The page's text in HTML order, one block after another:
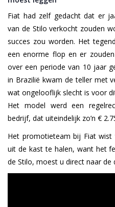
Fiat had zelf gedacht dat er
van de Stilo verkocht zouden
succes zou worden. Het
een enorme flop en er
over een periode van 10 jaar
in Brazilië kwam de teller met
wat ongelooflijk slecht is voor
Het model werd een
bedrijf, dat uiteindelijk zo’n €
Het promotieteam bij Fiat
uit de kast te halen, want het
de Stilo, moest u direct naar